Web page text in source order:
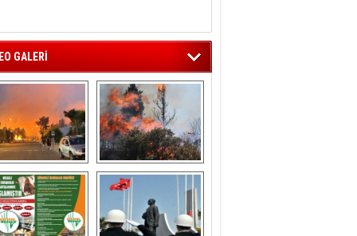
GALERİ
‘da  otluk
alanda çıkan
yangın evlere
sıçramadan
söndürüldü
Aliağa'nın Ciğerleri